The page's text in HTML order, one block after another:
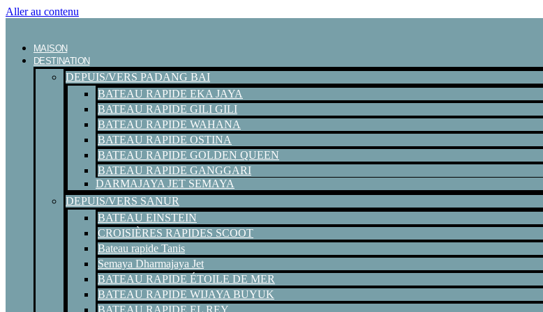
Aller au contenu
MAISON
DESTINATION
DEPUIS/VERS PADANG BAI
BATEAU RAPIDE EKA JAYA
BATEAU RAPIDE GILI GILI
BATEAU RAPIDE WAHANA
BATEAU RAPIDE OSTINA
BATEAU RAPIDE GOLDEN QUEEN
BATEAU RAPIDE GANGGARI
DARMAJAYA JET SEMAYA
DEPUIS/VERS SANUR
BATEAU EINSTEIN
CROISIÈRES RAPIDES SCOOT
Bateau rapide Tanis
Semaya Dharmajaya Jet
BATEAU RAPIDE ÉTOILE DE MER
BATEAU RAPIDE WIJAYA BUYUK
BATEAU RAPIDE EL REY